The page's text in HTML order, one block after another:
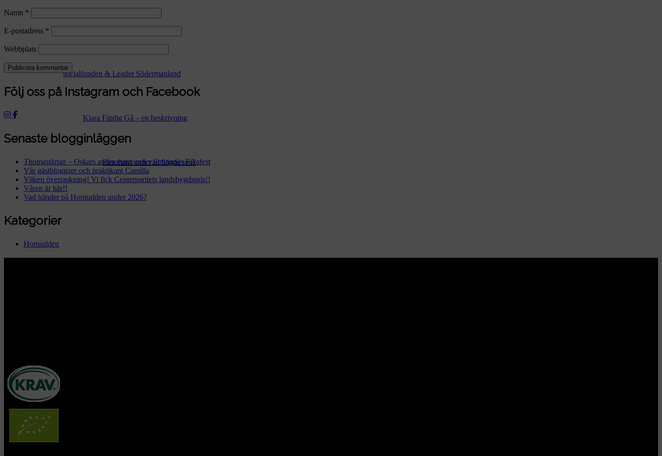
Studiebesök
Fjorgyns systrar
Klara, färdiga, gå med Europeiska
socialfonden & Leader Södermanland
Klara Färdig Gå – en beskrivning
Resultatet och vad hände sen?
Namn *
E-postadress *
Webbplats
Följ oss på Instagram och Facebook
Senaste blogginläggen
Thomastårtan – Oskars andra vinst under Strängnäs Fikafest
Vår gästbloggare och praktikant Camilla
Vilken överraskning! Vi fick Centerpartiets landsbygdspris!!
Våren är här!!
Vad händer på Hornudden under 2026?
Kategorier
Hornudden